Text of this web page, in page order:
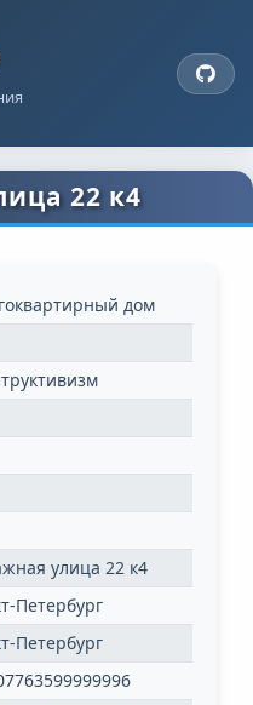
22 к4
дом
улица 22 к4
Петербург
Петербург